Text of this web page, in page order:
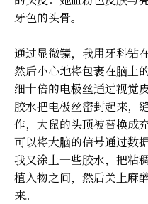
牙色的头骨。
通过显微镜，我用牙科钻
然后小心地将包裹在脑上
细十倍的电极丝通过视觉
胶水把电极丝密封起来，
作，大鼠的头顶被替换
可以将大脑的信号通过数
我又涂上一些胶水，把粘
植入物之间，然后关上麻
来。